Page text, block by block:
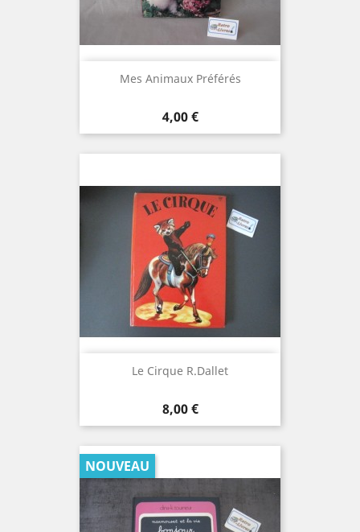
Mes Animaux Préférés
Prix
4,00 €
Le Cirque R.Dallet
Prix
8,00 €
NOUVEAU